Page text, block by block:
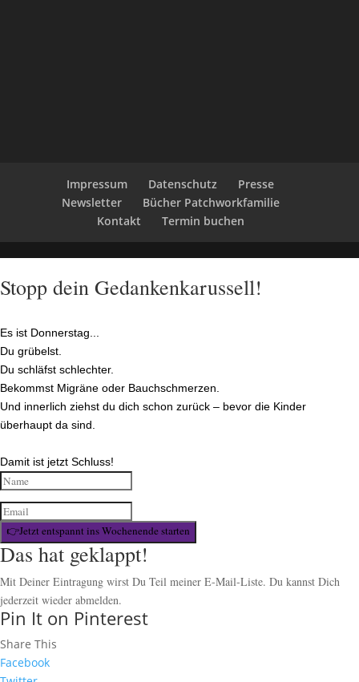
Impressum Datenschutz
Presse
Newsletter
Bücher Patchworkfamilie
Kontakt
Termin buchen
Stopp dein Gedankenkarussell!
Es ist Donnerstag...
Du grübelst.
Du schläfst schlechter.
Bekommst Migräne oder Bauchschmerzen.
Und innerlich ziehst du dich schon zurück – bevor die Kinder
überhaupt da sind.
Damit ist jetzt Schluss!
👉Jetzt entspannt ins Wochenende starten
Das hat geklappt!
Mit Deiner Eintragung wirst Du Teil meiner E-Mail-Liste. Du kannst Dich
jederzeit wieder abmelden.
Pin It on Pinterest
Share This
Facebook